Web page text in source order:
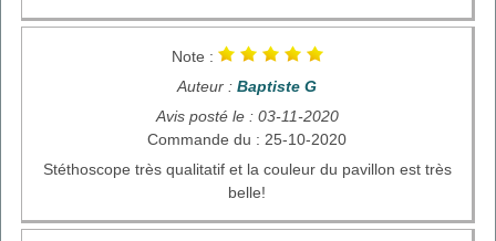
Note :
Auteur : Baptiste G
Avis posté le : 03-11-2020
Commande du : 25-10-2020
Stéthoscope très qualitatif et la couleur du pavillon est très
belle!